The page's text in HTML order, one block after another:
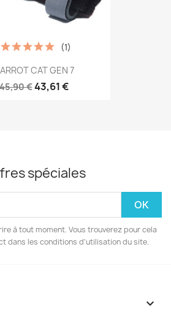
CAT GEN 7
€43,61 €
(1)
spéciales
à tout moment. Vous trouverez pour cela
dans les conditions d'utilisation du site.
